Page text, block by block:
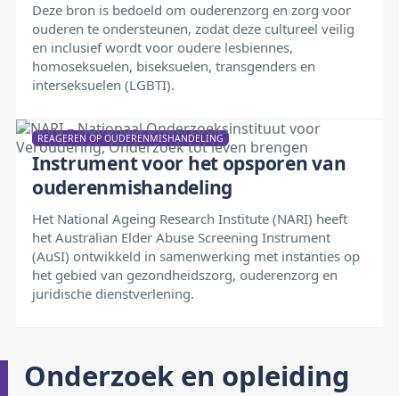
Deze bron is bedoeld om ouderenzorg en zorg voor
ouderen te ondersteunen, zodat deze cultureel veilig
en inclusief wordt voor oudere lesbiennes,
homoseksuelen, biseksuelen, transgenders en
interseksuelen (LGBTI).
REAGEREN OP OUDERENMISHANDELING
Instrument voor het opsporen van
ouderenmishandeling
Het National Ageing Research Institute (NARI) heeft
het Australian Elder Abuse Screening Instrument
(AuSI) ontwikkeld in samenwerking met instanties op
het gebied van gezondheidszorg, ouderenzorg en
juridische dienstverlening.
Onderzoek en opleiding